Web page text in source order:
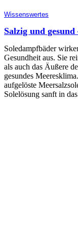
Wissenswertes
Salzig und
Soledampfbäder
Gesundheit aus. Sie
als auch das Äußere
gesundes
aufgelöste
Solelösung sanft in